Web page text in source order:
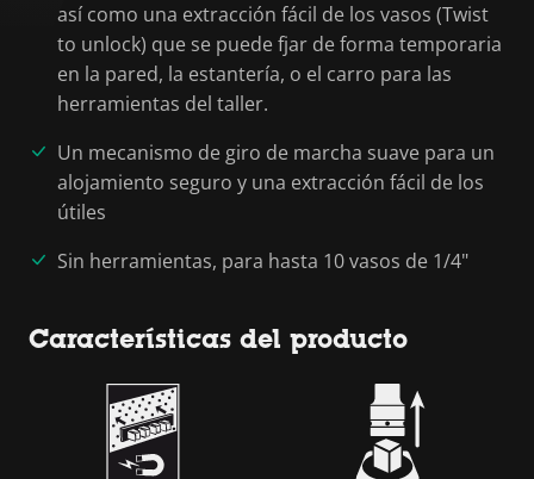
así como una extracción fácil de los vasos (Twist
to unlock) que se puede fjar de forma temporaria
en la pared, la estantería, o el carro para las
herramientas del taller.
Un mecanismo de giro de marcha suave para un
alojamiento seguro y una extracción fácil de los
útiles
Sin herramientas, para hasta 10 vasos de 1/4"
Características del producto